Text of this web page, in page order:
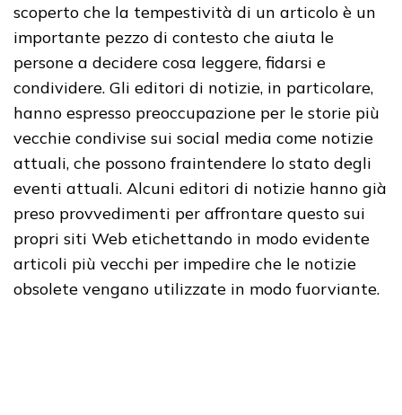
scoperto che la tempestività di un articolo è un
importante pezzo di contesto che aiuta le
persone a decidere cosa leggere, fidarsi e
condividere. Gli editori di notizie, in particolare,
hanno espresso preoccupazione per le storie più
vecchie condivise sui social media come notizie
attuali, che possono fraintendere lo stato degli
eventi attuali. Alcuni editori di notizie hanno già
preso provvedimenti per affrontare questo sui
propri siti Web etichettando in modo evidente
articoli più vecchi per impedire che le notizie
obsolete vengano utilizzate in modo fuorviante.